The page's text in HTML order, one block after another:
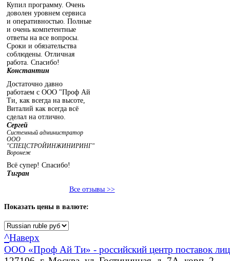
Купил программу. Очень
доволен уровнем сервиса
и оперативностью. Полные
и очень компетентные
ответы на все вопросы.
Сроки и обязательства
соблюдены. Отличная
работа. Спасибо!
Константин
Достаточно давно
работаем с ООО "Проф Ай
Ти, как всегда на высоте,
Виталий как всегда всё
сделал на отлично.
Сергей
Системный администратор
ООО
"СПЕЦСТРОЙИНЖИНИРИНГ"
Воронеж
Всё супер! Спасибо!
Тигран
Все отзывы >>
Показать цены в валюте:
^Наверх
ООО «Проф Ай Ти» - российский центр поставок